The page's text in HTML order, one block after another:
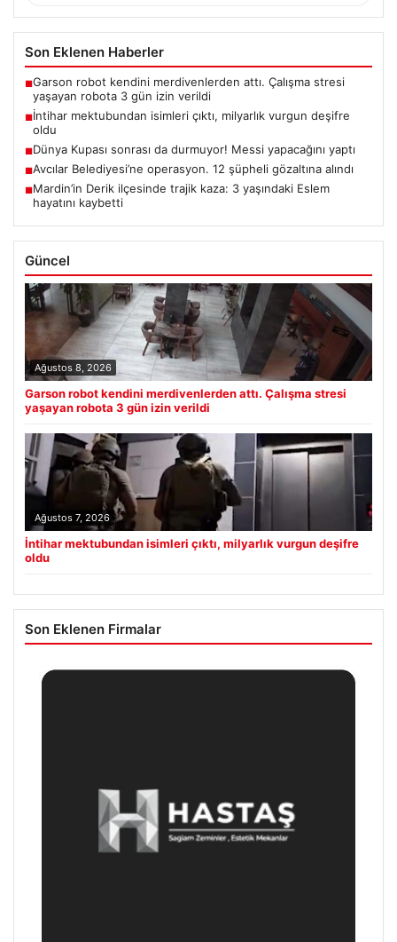
Son Eklenen Haberler
■Garson robot kendini merdivenlerden attı. Çalışma stresi
yaşayan robota 3 gün izin verildi
■İntihar mektubundan isimleri çıktı, milyarlık vurgun deşifre
oldu
■Dünya Kupası sonrası da durmuyor! Messi yapacağını yaptı
■Avcılar Belediyesi’ne operasyon. 12 şüpheli gözaltına alındı
■Mardin’in Derik ilçesinde trajik kaza: 3 yaşındaki Eslem
hayatını kaybetti
Güncel
Ağustos 8, 2026
Garson robot kendini merdivenlerden attı. Çalışma stresi
yaşayan robota 3 gün izin verildi
Ağustos 7, 2026
İntihar mektubundan isimleri çıktı, milyarlık vurgun deşifre
oldu
Son Eklenen Firmalar